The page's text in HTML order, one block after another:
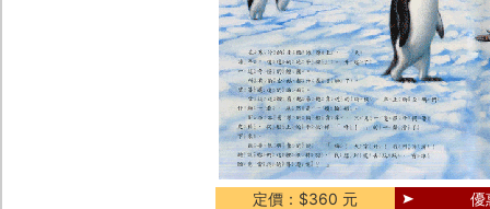
定價：$360 元 優